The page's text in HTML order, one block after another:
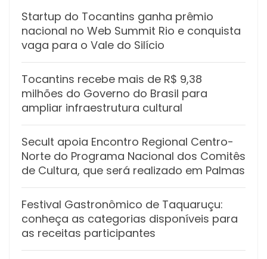
Startup do Tocantins ganha prêmio
nacional no Web Summit Rio e conquista
vaga para o Vale do Silício
Tocantins recebe mais de R$ 9,38
milhões do Governo do Brasil para
ampliar infraestrutura cultural
Secult apoia Encontro Regional Centro-
Norte do Programa Nacional dos Comitês
de Cultura, que será realizado em Palmas
Festival Gastronômico de Taquaruçu:
conheça as categorias disponíveis para
as receitas participantes